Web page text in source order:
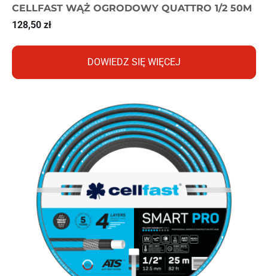
CELLFAST WĄŻ OGRODOWY QUATTRO 1/2 50M
128,50 zł
DOWIEDZ SIĘ WIĘCEJ